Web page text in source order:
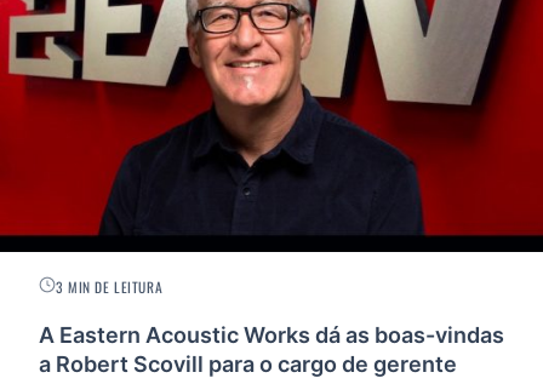
3 MIN DE LEITURA
A Eastern Acoustic Works dá as boas-vindas
a Robert Scovill para o cargo de gerente